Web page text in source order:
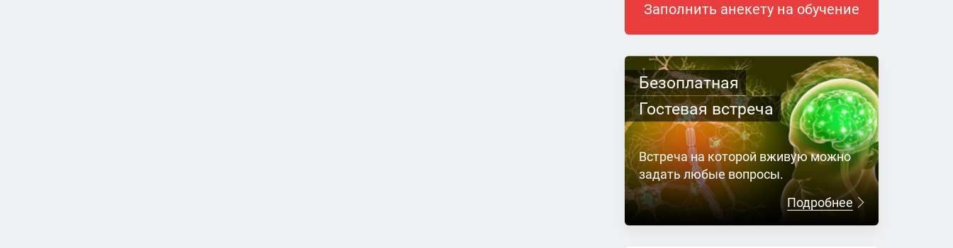
Заполнить анекету на обучение
Безоплатная
Гостевая встреча
Встреча на которой вживую можно
задать любые вопросы.
Подробнее